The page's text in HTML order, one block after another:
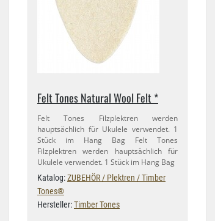
Felt Tones Natural Wool Felt *
Felt Tones Filzplektren werden
hauptsächlich für Ukulele verwendet. 1
Stück im Hang Bag Felt Tones
Filzplektren werden hauptsächlich für
Ukulele verwendet. 1 Stück im Hang Bag
Katalog:ZUBEHÖR / Plektren / Timber
Tones®
Hersteller:Timber Tones